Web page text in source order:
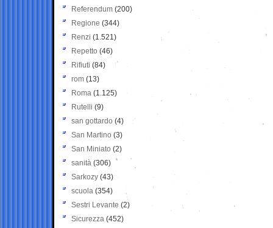
Referendum (200)
Regione (344)
Renzi (1.521)
Repetto (46)
Rifiuti (84)
rom (13)
Roma (1.125)
Rutelli (9)
san gottardo (4)
San Martino (3)
San Miniato (2)
sanità (306)
Sarkozy (43)
scuola (354)
Sestri Levante (2)
Sicurezza (452)